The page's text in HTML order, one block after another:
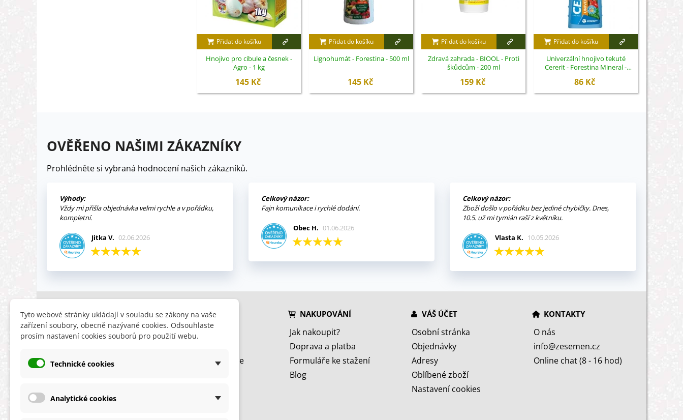
Přidat do košíku
Hnojivo pro cibule a česnek -
Agro - 1 kg
145 Kč
Přidat do košíku
Lignohumát - Forestina - 500 ml
145 Kč
Přidat do košíku
Zdravá zahrada - BIOOL - Proti
škůdcům - 200 ml
159 Kč
Přidat do košíku
Univerzální hnojivo tekuté
Cererit - Forestina Mineral -
86 Kč
OVĚŘENO NAŠIMI ZÁKAZNÍKY
Prohlédněte si vybraná hodnocení našich zákazníků.
Výhody:
Vždy mi přišla objednávka velmi rychle a v pořádku,
kompletní.
Jitka V. 02.06.2026
Celkový názor:
Fajn komunikace i rychlé dodání.
Obec H. 01.06.2026
Celkový názor:
Zboží došlo v pořádku bez jediné chybičky. Dnes,
10.5. už mi tymián raší z květníku.
Vlasta K. 10.05.2026
INFORMACE
Obchodní podmínky
Ochrana osobních údajů
HLEDÁTE
Slevy
Nyní doporučujeme
NAKUPOVÁNÍ
Jak nakoupit?
Doprava a platba
Formuláře ke stažení
Blog
VÁŠ ÚČET
Osobní stránka
Objednávky
Adresy
Oblíbené zboží
Nastavení cookies
KONTAKTY
O nás
info@zesemen.cz
Online chat (8 - 16 hod)
Tyto webové stránky ukládají v souladu se zákony na vaše
zařízení soubory, obecně nazývané cookies. Odsouhlaste
prosím nastavení cookies souborů pro použití webu.
Technické cookies
Analytické cookies